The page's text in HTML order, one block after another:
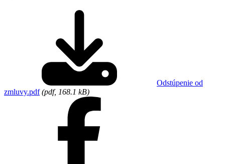
Odstúpenie od
zmluvy.pdf (pdf, 168.1 kB)